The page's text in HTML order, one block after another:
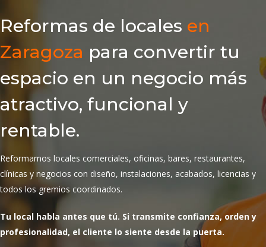
Reformas de locales en
Zaragoza para convertir tu
espacio en un negocio más
atractivo, funcional y
rentable.
Reformamos locales comerciales, oficinas, bares, restaurantes,
clínicas y negocios con diseño, instalaciones, acabados, licencias y
todos los gremios coordinados.
Tu local habla antes que tú. Si transmite confianza, orden y
profesionalidad, el cliente lo siente desde la puerta.